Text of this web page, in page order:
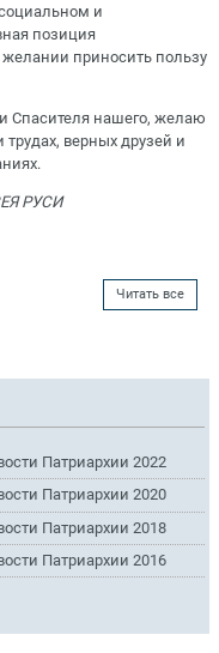
и
позиция
желании приносить пользу
Спасителя нашего, желаю
трудах, верных друзей и
РУСИ
Читать все
Патриархии 2022
Патриархии 2020
Патриархии 2018
Патриархии 2016